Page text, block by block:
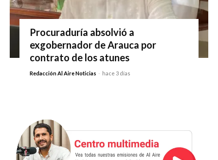
Procuraduría absolvió a
exgobernador de Arauca por
contrato de los atunes
Redacción Al Aire Noticias - hace 3 días